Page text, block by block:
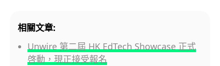
相關文章:
Unwire 第二屆 HK EdTech Showcase 正式
啓動，現正接受報名